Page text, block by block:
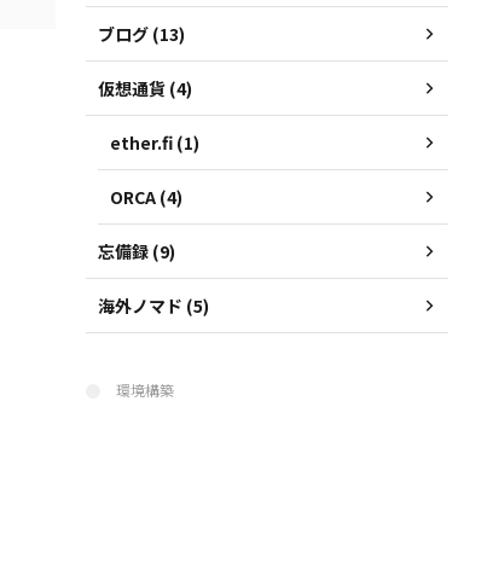
ブログ (13)
仮想通貨 (4)
ether.fi (1)
ORCA (4)
忘備録 (9)
海外ノマド (5)
環境構築